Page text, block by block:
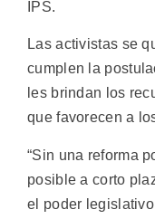
IPS.
Las activistas se
cumplen la
les brindan los
que favorecen a
“Sin una reforma
posible a corto
el poder